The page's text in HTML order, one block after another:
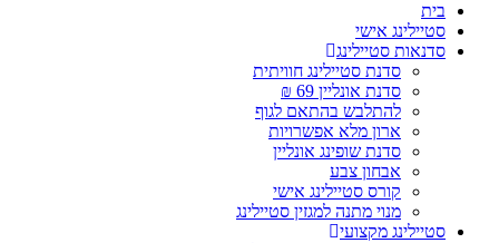
בית
סטיילינג אישי
סדנאות סטיילינג
סדנת סטיילינג חוויתית
סדנת אונליין 69 ₪
להתלבש בהתאם לגוף
ארון מלא אפשרויות
סדנת שופינג אונליין
אבחון צבע
קורס סטיילינג אישי
מנוי מתנה למגזין סטיילינג
סטיילינג מקצועי